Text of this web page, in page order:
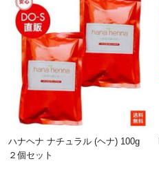
ハナヘナ ナチュラル (ヘナ) 100g
２個セット